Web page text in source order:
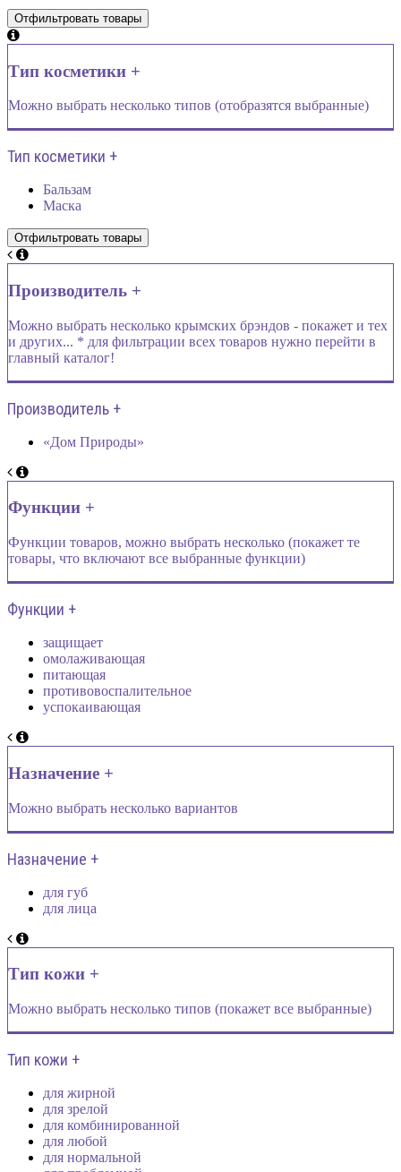
Тип косметики +
Можно выбрать несколько типов (отобразятся выбранные)
Тип косметики +
Бальзам
Маска
Производитель +
Можно выбрать несколько крымских брэндов - покажет и тех
и других... * для фильтрации всех товаров нужно перейти в
главный каталог!
Производитель +
«Дом Природы»
Функции +
Функции товаров, можно выбрать несколько (покажет те
товары, что включают все выбранные функции)
Функции +
защищает
омолаживающая
питающая
противовоспалительное
успокаивающая
Назначение +
Можно выбрать несколько вариантов
Назначение +
для губ
для лица
Тип кожи +
Можно выбрать несколько типов (покажет все выбранные)
Тип кожи +
для жирной
для зрелой
для комбинированной
для любой
для нормальной